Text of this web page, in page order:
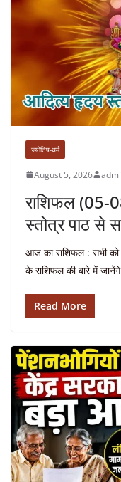
ज्योतिष-धर्म
August 5, 2026
राशिफल (05-
स्तोत्र पाठ से
आज का राशिफल : सभी
के राशिफल की बारे में
Read More